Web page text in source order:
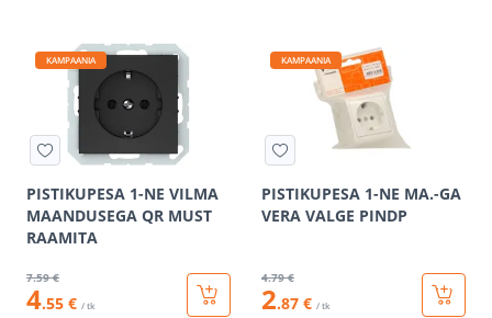
KAMPAANIA
PISTIKUPESA 1-NE VILMA
MAANDUSEGA QR MUST
RAAMITA
7.59 €
4.55 € / tk
KAMPAANIA
PISTIKUPESA 1-NE MA.-GA
VERA VALGE PINDP
4.79 €
2.87 € / tk